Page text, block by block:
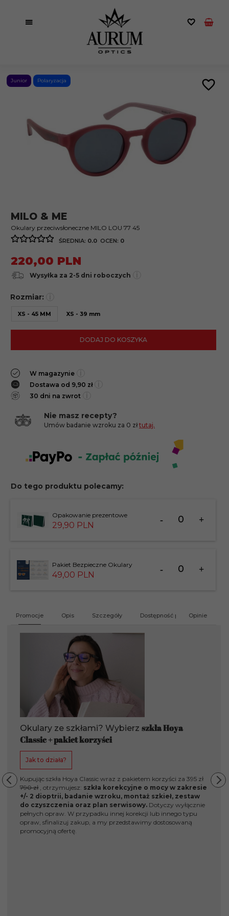
Junior Polaryzacja
MILO & ME
Okulary przeciwsłoneczne MILO LOU 77 45
ŚREDNIA: 0.0 OCEN: 0
Rozmiar:
XS - 45 MM XS - 39 mm
W magazynie
Dostawa od 9,90 zł
30 dni na zwrot
220,00 PLN
Wysyłka za 2-5 dni roboczych
DODAJ DO KOSZYKA
Nie masz recepty?
Umów badanie wzroku za 0 złtutaj.
Do tego produktu polecamy:
Opakowanie prezentowe
29,90 PLN
dla
Pakiet Bezpieczne Okulary
49,00 PLN
dla
Promocje Opis Szczegóły Dostępność produktu
Opinie
Okulary ze szkłami? Wybierz szkła Hoya
Classic + pakiet korzyści
Jak to działa?
Kupując szkła Hoya Classic wraz z pakietem korzyści za 395 zł
790 zł , otrzymujesz: szkła korekcyjne o mocy w zakresie
+/- 2 dioptrii, badanie wzroku, montaż szkieł, zestaw
do czyszczenia oraz plan serwisowy. Dotyczy wyłącznie
pełnych opraw. W przypadku innej korekcji lub innego typu
opraw, sfinalizuj zakup, a my przedstawimy dostosowaną
promocyjną ofertę.